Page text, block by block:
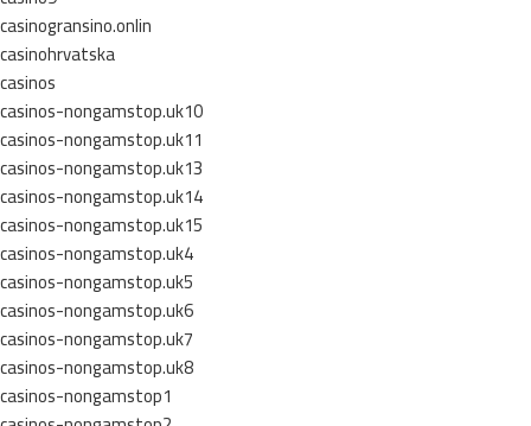
casinogransino.onlin
casinohrvatska
casinos
casinos-nongamstop.uk10
casinos-nongamstop.uk11
casinos-nongamstop.uk13
casinos-nongamstop.uk14
casinos-nongamstop.uk15
casinos-nongamstop.uk4
casinos-nongamstop.uk5
casinos-nongamstop.uk6
casinos-nongamstop.uk7
casinos-nongamstop.uk8
casinos-nongamstop1